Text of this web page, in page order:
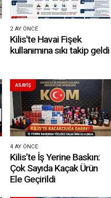
2 AY ÖNCE
Kilis'te Havai Fişek
kullanımına sıkı takip geldi
ASAYİŞ
4 AY ÖNCE
Kilis’te İş Yerine Baskın:
Çok Sayıda Kaçak Ürün
Ele Geçirildi